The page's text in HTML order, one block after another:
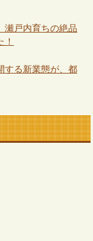
瀬戸内育ちの絶品
する新業態が、都